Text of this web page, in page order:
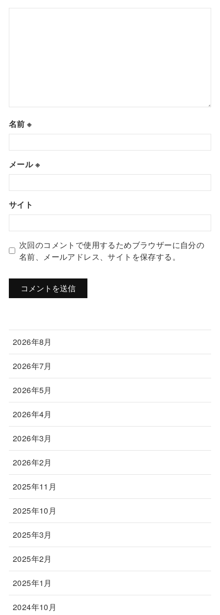
名前※
メール※
サイト
次回のコメントで使用するためブラウザーに自分の
名前、メールアドレス、サイトを保存する。
2026年8月
2026年7月
2026年5月
2026年4月
2026年3月
2026年2月
2025年11月
2025年10月
2025年3月
2025年2月
2025年1月
2024年10月